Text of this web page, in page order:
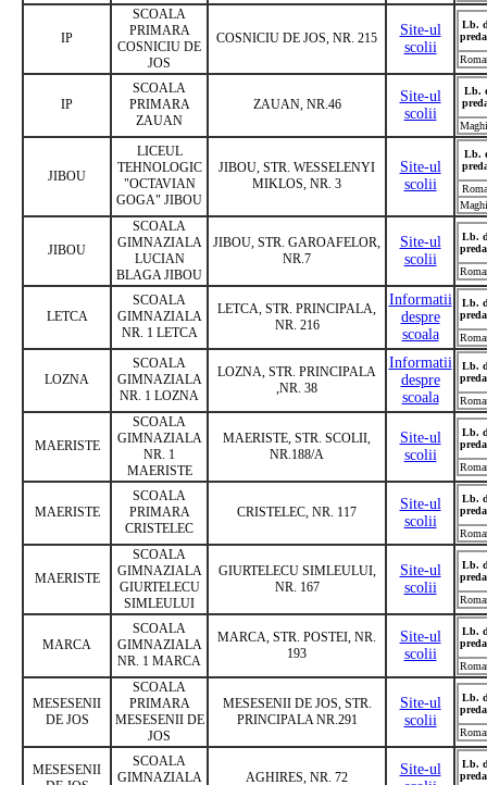
IP
SCOALA
PRIMARA
COSNICIU DE
JOS
COSNICIU DE JOS, NR. 215
Site-ul
scolii
Lb.
IP
SCOALA
PRIMARA
ZAUAN
ZAUAN, NR.46
Site-ul
scolii
Lb.
JIBOU
LICEUL
TEHNOLOGIC
"OCTAVIAN
GOGA" JIBOU
JIBOU, STR. WESSELENYI
MIKLOS, NR. 3
Site-ul
scolii
Lb.
JIBOU
SCOALA
GIMNAZIALA
LUCIAN
BLAGA JIBOU
JIBOU, STR. GAROAFELOR,
NR.7
Site-ul
scolii
Lb.
LETCA
SCOALA
GIMNAZIALA
NR. 1 LETCA
LETCA, STR. PRINCIPALA,
NR. 216
Informatii
despre
scoala
Lb.
LOZNA
SCOALA
GIMNAZIALA
NR. 1 LOZNA
LOZNA, STR. PRINCIPALA
,NR. 38
Informatii
despre
scoala
Lb.
MAERISTE
SCOALA
GIMNAZIALA
NR. 1
MAERISTE
MAERISTE, STR. SCOLII,
NR.188/A
Site-ul
scolii
Lb.
MAERISTE
SCOALA
PRIMARA
CRISTELEC
CRISTELEC, NR. 117
Site-ul
scolii
Lb.
MAERISTE
SCOALA
GIMNAZIALA
GIURTELECU
SIMLEULUI
GIURTELECU SIMLEULUI,
NR. 167
Site-ul
scolii
Lb.
MARCA
SCOALA
GIMNAZIALA
NR. 1 MARCA
MARCA, STR. POSTEI, NR.
193
Site-ul
scolii
Lb.
MESESENII
DE JOS
SCOALA
PRIMARA
MESESENII DE
JOS
MESESENII DE JOS, STR.
PRINCIPALA NR.291
Site-ul
scolii
Lb.
MESESENII
SCOALA
GIMNAZIALA
AGHIRES, NR. 72
Site-ul
Lb.